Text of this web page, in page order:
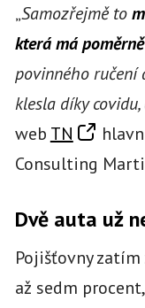
„Samozřejmě to
která má
povinného ručení
klesla díky
web TN
Consulting
Dvě auta už
Pojišťovny
až sedm